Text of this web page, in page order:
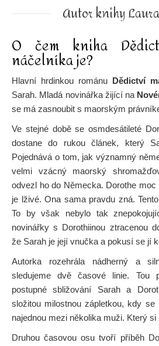
Autor knihy
O čem kniha
náčelníka je?
Hlavní hrdinkou románu Dědictví
Sarah. Mladá novinářka žijící na
se má zasnoubit s maorským
Ve stejné době se osmdesátileté
dostane do rukou článek, který
Pojednává o tom, jak významný
velmi vzácný maorský
odvezl ho do Německa. Dorothe
je lživé. Ona sama pravdu zná.
To by však nebylo tak
novinářky s Dorothiinou ztracenou
že Sarah je její vnučka a pokusí se jí
Autorka rozehrála nádherný a
sledujeme dvě časové linie. Tou
postupné sbližování Sarah a
složitou milostnou zápletkou, kdy se
najednou mezi několika muži. Který
Druhou časovou osu tvoří příběh